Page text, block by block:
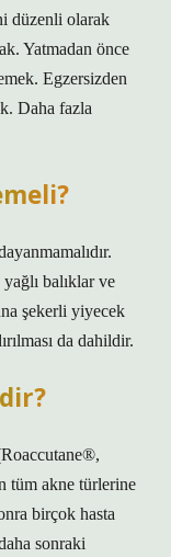
düzenli olarak
Yatmadan önce
Egzersizden
Daha fazla
balıklar ve
şekerli yiyecek
da dahildir.
tüm akne türlerine
birçok hasta
sonraki